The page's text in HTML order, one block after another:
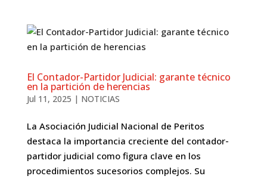
El Contador-Partidor Judicial: garante técnico
en la partición de herencias
Jul 11, 2025 | NOTICIAS
La Asociación Judicial Nacional de Peritos
destaca la importancia creciente del contador-
partidor judicial como figura clave en los
procedimientos sucesorios complejos. Su